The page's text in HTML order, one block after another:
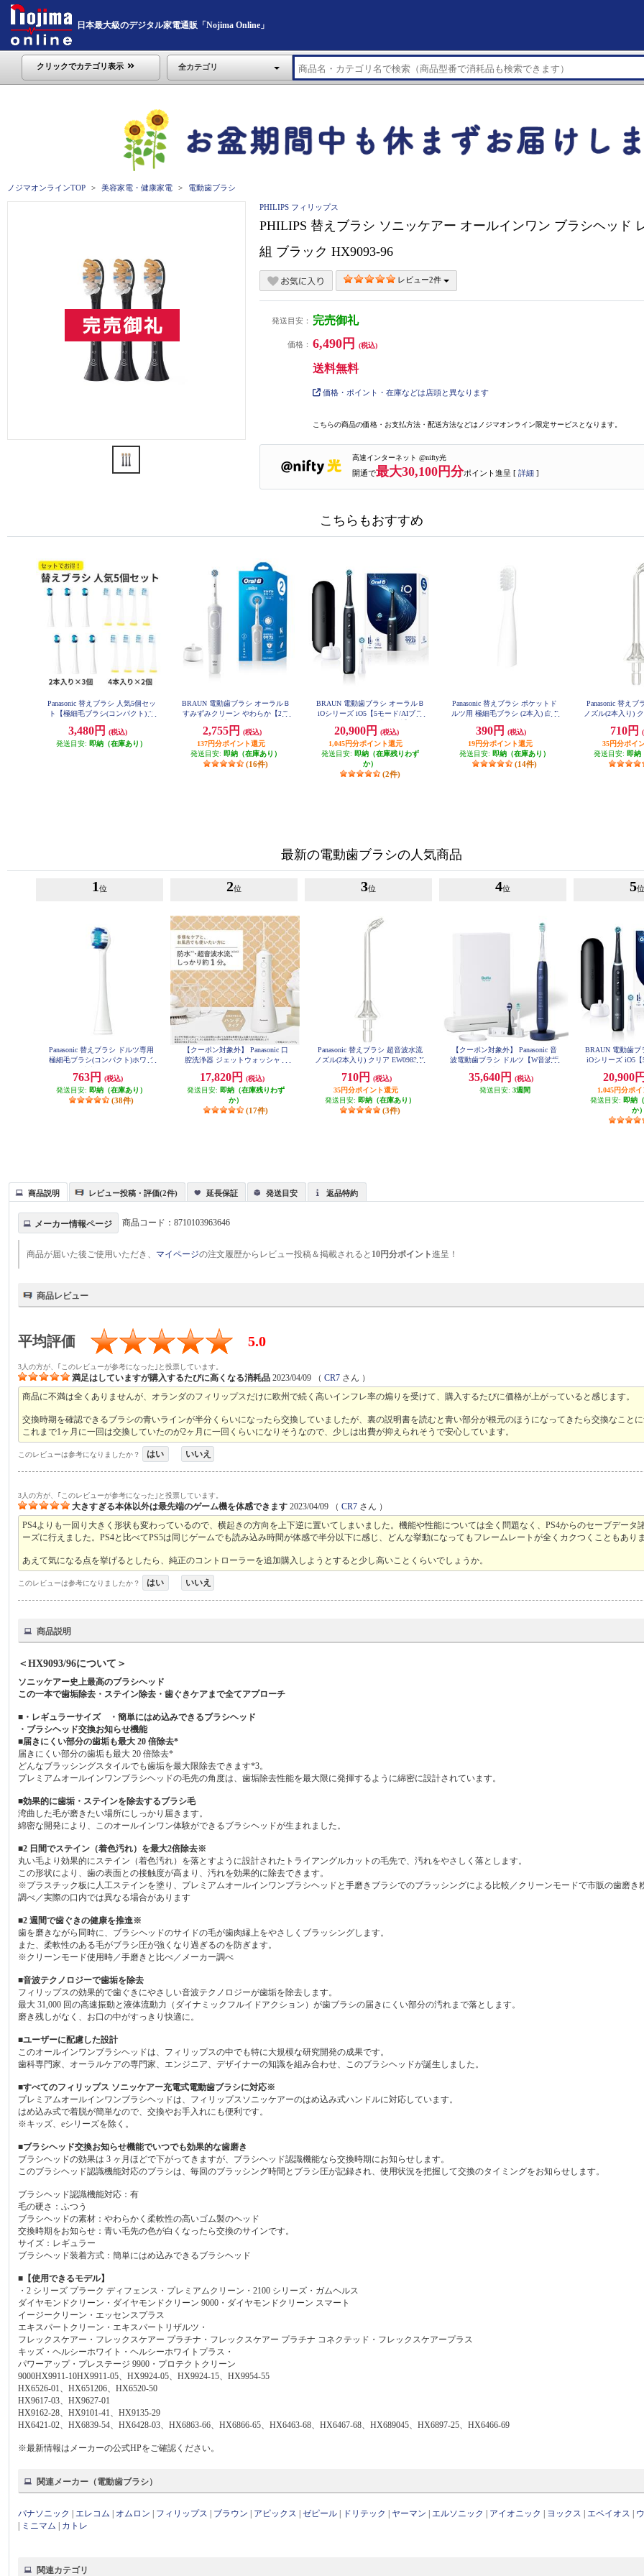
日本最大級のデジタル家電通販「Nojima Online」
クリックでカテゴリ表示 全カテゴリ
ノジマオンラインTOP 美容家電・健康家電 電動歯ブラシ
PHILIPS フィリップス
PHILIPS 替えブラシ ソニッケアー オールインワン ブラシヘッド
組 ブラック HX9093-96
レビュー2件
発送目安： 完売御礼
価格： 6,490円 (税込)
送料無料
価格・ポイント・在庫などは店頭と異なります
こちらの商品の価格・お支払方法・配送方法などはノジマオンライン限定サービスとなります。
高速インターネット @nifty光
開通で最大30,100円分ポイント進呈 [ 詳細 ]
こちらもおすすめ
Panasonic 替えブラシ 人気5個セッ
ト【極細毛ブラシ(コンパクト)ホ
8本】 EW0800-09104CW-ESET
3,480円
(税込)
発送目安: 即納（在庫あり）
BRAUN 電動歯ブラシ オーラルＢ
すみずみクリーン やわらか【2モ
2,755円
(税込)
137円分ポイント還元
発送目安: 即納（在庫あり）
(16件)
BRAUN 電動歯ブラシ オーラルＢ
iOシリーズ iO5【5モード/AIブラ
52J62KBK
20,900円
(税込)
1,045円分ポイント還元
発送目安: 即納（在庫残りわず
か）
(2件)
Panasonic 替えブラシ ポケットド
ルツ用 極細毛ブラシ (2本入) 白 E
390円
(税込)
19円分ポイント還元
発送目安: 即納（在庫あり）
(14件)
Panasonic 替えブ
ノズル(2本入り)
710円
35円分ポイ
発送目安: 即納
最新の電動歯ブラシの人気商品
1 位
Panasonic 替えブラシ ドルツ専用
極細毛ブラシ(コンパクト)ホワイ
763円
(税込)
発送目安: 即納（在庫あり）
(38件)
2位
【クーポン対象外】 Panasonic 口
腔洗浄器 ジェットウォッシャー
17,820円
(税込)
発送目安: 即納（在庫残りわず
か）
(17件)
3位
Panasonic 替えブラシ 超音波水流
ノズル(2本入り) クリア EW0983-X
710円
(税込)
35円分ポイント還元
発送目安: 即納（在庫あり）
(3件)
4位
【クーポン対象外】 Panasonic 音
波電動歯ブラシ ドルツ【W音波振
ディープブルー】 EW-DP58-A
35,640円
(税込)
発送目安: 3週間
5位
BRAUN 電動歯ブ
iOシリーズ iO5
20,900円
1,045円分ポ
発送目安: 即納
か）
商品説明 レビュー投稿・評価(2件) 延長保証 発送目安 返品特約
メーカー情報ページ 商品コード：8710103963646
商品が届いた後ご使用いただき、 マイページの注文履歴からレビュー投稿＆掲載されると 10円分ポイント進呈！
商品レビュー
平均評価 5.0
3人の方が、｢このレビューが参考になった｣と投票しています。
満足はしていますが購入するたびに高くなる消耗品 2023/04/09 （CR7 さん ）
商品に不満は全くありませんが、オランダのフィリップスだけに欧州で続く高いインフレ率の煽りを受けて、購入するたびに価格が上がっていると感じます。
交換時期を確認できるブラシの青いラインが半分くらいになったら交換していましたが、裏の説明書を読むと青い部分が根元のほうになってきたら交換なことに
これまで1ヶ月に一回は交換していたのが2ヶ月に一回くらいになりそうなので、少しは出費が抑えられそうで安心しています。
このレビューは参考になりましたか？ はい いいえ
3人の方が、｢このレビューが参考になった｣と投票しています。
大きすぎる本体以外は最先端のゲーム機を体感できます 2023/04/09 （CR7 さん ）
PS4よりも一回り大きく形状も変わっているので、横起きの方向を上下逆に置いてしまいました。機能や性能については全く問題なく、PS4からのセーブデータ
ーズに行えました。PS4と比べてPS5は同じゲームでも読み込み時間が体感で半分以下に感じ、どんな挙動になってもフレームレートが全くカクつくこともありま
あえて気になる点を挙げるとしたら、純正のコントローラーを追加購入しようとすると少し高いことくらいでしょうか。
このレビューは参考になりましたか？ はい いいえ
商品説明
＜HX9093/96について＞
ソニッケアー史上最高のブラシヘッド
この一本で歯垢除去・ステイン除去・歯ぐきケアまで全てアプローチ
■・レギュラーサイズ ・簡単にはめ込みできるブラシヘッド
・ブラシヘッド交換お知らせ機能
■届きにくい部分の歯垢も最大 20 倍除去*
届きにくい部分の歯垢も最大 20 倍除去*
どんなブラッシングスタイルでも歯垢を最大限除去できます*3。
プレミアムオールインワンブラシヘッドの毛先の角度は、歯垢除去性能を最大限に発揮するように綿密に設計されています。
■効果的に歯垢・ステインを除去するブラシ毛
湾曲した毛が磨きたい場所にしっかり届きます。
綿密な開発により、このオールインワン体験ができるブラシヘッドが生まれました。
■2 日間でステイン（着色汚れ）を最大2倍除去※
丸い毛より効果的にステイン（着色汚れ）を落とすように設計されたトライアングルカットの毛先で、汚れをやさしく落とします。
この形状により、歯の表面との接触度が高まり、汚れを効果的に除去できます。
※プラスチック板に人工ステインを塗り、プレミアムオールインワンブラシヘッドと手磨きブラシでのブラッシングによる比較／クリーンモードで市販の歯磨き
調べ／実際の口内では異なる場合があります
■2 週間で歯ぐきの健康を推進※
歯を磨きながら同時に、ブラシヘッドのサイドの毛が歯肉縁上をやさしくブラッシングします。
また、柔軟性のある毛がブラシ圧が強くなり過ぎるのを防ぎます。
※クリーンモード使用時／手磨きと比べ／メーカー調べ
■音波テクノロジーで歯垢を除去
フィリップスの効果的で歯ぐきにやさしい音波テクノロジーが歯垢を除去します。
最大 31,000 回の高速振動と液体流動力（ダイナミックフルイドアクション）が歯ブラシの届きにくい部分の汚れまで落とします。
磨き残しがなく、お口の中がすっきり快適に。
■ユーザーに配慮した設計
このオールインワンブラシヘッドは、フィリップスの中でも特に大規模な研究開発の成果です。
歯科専門家、オーラルケアの専門家、エンジニア、デザイナーの知識を組み合わせ、このブラシヘッドが誕生しました。
■すべてのフィリップス ソニッケアー充電式電動歯ブラシに対応※
プレミアムオールインワンブラシヘッドは、フィリップスソニッケアーのはめ込み式ハンドルに対応しています。
はめ込み式で着脱が簡単なので、交換やお手入れにも便利です。
※キッズ、eシリーズを除く。
■ブラシヘッド交換お知らせ機能でいつでも効果的な歯磨き
ブラシヘッドの効果は 3 ヶ月ほどで下がってきますが、ブラシヘッド認識機能なら交換時期にお知らせします。
このブラシヘッド認識機能対応のブラシは、毎回のブラッシング時間とブラシ圧が記録され、使用状況を把握して交換のタイミングをお知らせします。
ブラシヘッド認識機能対応：有
毛の硬さ：ふつう
ブラシヘッドの素材：やわらかく柔軟性の高いゴム製のヘッド
交換時期をお知らせ：青い毛先の色が白くなったら交換のサインです。
サイズ：レギュラー
ブラシヘッド装着方式：簡単にはめ込みできるブラシヘッド
■【使用できるモデル】
・2 シリーズ プラーク ディフェンス・プレミアムクリーン・2100 シリーズ・ガムヘルス
ダイヤモンドクリーン・ダイヤモンドクリーン 9000・ダイヤモンドクリーン スマート
イージークリーン・エッセンスプラス
エキスパートクリーン・エキスパートリザルツ・
フレックスケアー・フレックスケアー プラチナ・フレックスケアー プラチナ コネクテッド・フレックスケアープラス
キッズ・ヘルシーホワイト・ヘルシーホワイトプラス・
パワーアップ・プレステージ 9900・プロテクトクリーン
9000HX9911-10HX9911-05、HX9924-05、HX9924-15、HX9954-55
HX6526-01、HX651206、HX6520-50
HX9617-03、HX9627-01
HX9162-28、HX9101-41、HX9135-29
HX6421-02、HX6839-54、HX6428-03、HX6863-66、HX6866-65、HX6463-68、HX6467-68、HX689045、HX6897-25、HX6466-69
※最新情報はメーカーの公式HPをご確認ください。
関連メーカー（電動歯ブラシ）
パナソニック エレコム オムロン フィリップス ブラウン アピックス |ゼピール ドリテック ヤーマン エルソニック アイオニック ヨックス エペイオス
ミニマム カトレ
関連カテゴリ